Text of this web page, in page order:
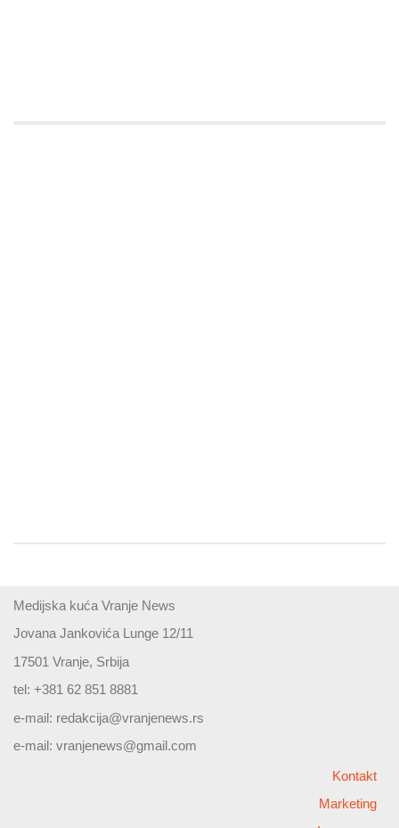
Medijska kuća Vranje News
Jovana Jankovića Lunge 12/11
17501 Vranje, Srbija
tel: +381 62 851 8881
e-mail: redakcija@vranjenews.rs
e-mail: vranjenews@gmail.com
Kontakt
Marketing